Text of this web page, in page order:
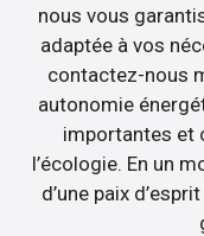
nous vous
adaptée à vos
contactez-nous
autonomie
importantes et
l’écologie. En un
d’une paix